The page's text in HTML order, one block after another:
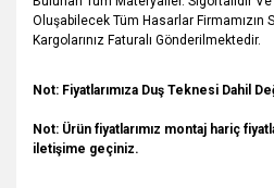
Oluşabilecek Tüm Hasarlar Firmamızın
Kargolarınız Faturalı Gönderilmektedir.
Not: Fiyatlarımıza Duş Teknesi Dahil
Not: Ürün fiyatlarımız montaj hariç
iletişime geçiniz.